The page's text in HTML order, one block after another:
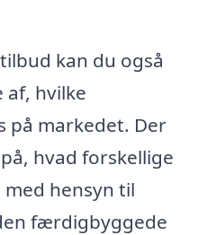
kan du også
af, hvilke
på markedet. Der
hvad forskellige
hensyn til
færdigbyggede